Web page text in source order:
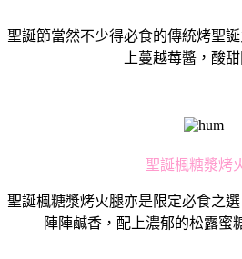
聖誕節當然不少得必食的傳統烤聖
上蔓越莓醬，酸
聖誕楓糖漿烤
聖誕楓糖漿烤火腿亦是限定必食之
陣陣鹹香，配上濃郁的松露蜜